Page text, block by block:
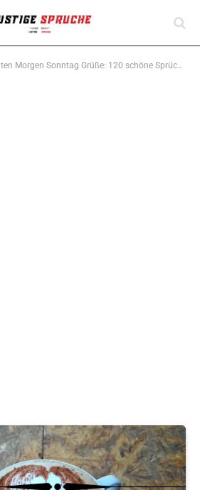
Morgen Sonntag Grüße: 120 schöne Sprüche für WhatsApp & Herz